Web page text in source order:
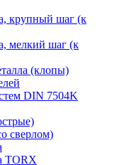
крупный шаг (к
мелкий шаг (к
(клопы)
DIN 7504K
сверлом)
TORX